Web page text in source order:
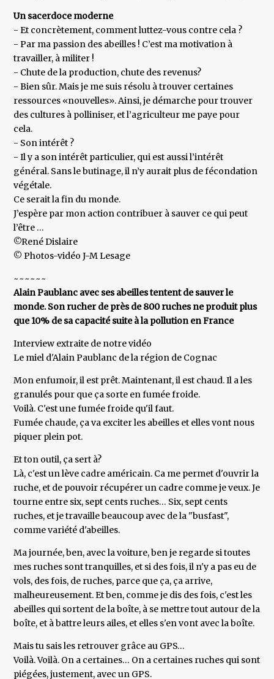
Un sacerdoce moderne
- Et concrètement, comment luttez-vous contre cela ?
- Par ma passion des abeilles ! C’est ma motivation à
travailler, à militer !
- Chute de la production, chute des revenus?
- Bien sûr. Mais je me suis résolu à trouver certaines
ressources «nouvelles». Ainsi, je démarche pour trouver
des cultures à polliniser, et l’agriculteur me paye pour
cela.
- Son intérêt ?
- Il y a son intérêt particulier, qui est aussi l’intérêt
général. Sans le butinage, il n’y aurait plus de fécondation
végétale.
Ce serait la fin du monde.
J’espère par mon action contribuer à sauver ce qui peut
l’être …
©René Dislaire
© Photos-vidéo J-M Lesage
~~~~~~
Alain Paublanc avec ses abeilles tentent de sauver le
monde. Son rucher de près de 800 ruches ne produit plus
que 10% de sa capacité suite à la pollution en France
Interview extraite de notre vidéo
Le miel d'Alain Paublanc de la région de Cognac
Mon enfumoir, il est prêt. Maintenant, il est chaud. Il a les
granulés pour que ça sorte en fumée froide.
Voilà. C'est une fumée froide qu'il faut.
Fumée chaude, ça va exciter les abeilles et elles vont nous
piquer plein pot.
Et ton outil, ça sert à?
Là, c'est un lève cadre américain. Ca me permet d'ouvrir la
ruche, et de pouvoir récupérer un cadre comme je veux. Je
tourne entre six, sept cents ruches… Six, sept cents
ruches, et je travaille beaucoup avec de la "busfast",
comme variété d'abeilles.
Ma journée, ben, avec la voiture, ben je regarde si toutes
mes ruches sont tranquilles, et si des fois, il n'y a pas eu de
vols, des fois, de ruches, parce que ça, ça arrive,
malheureusement. Et ben, comme je dis des fois, c'est les
abeilles qui sortent de la boîte, à se mettre tout autour de la
boîte, et à battre leurs ailes, et elles s'en vont avec la boîte.
Mais tu sais les retrouver grâce au GPS…
Voilà. Voilà. On a certaines… On a certaines ruches qui sont
piégées, justement, avec un GPS.